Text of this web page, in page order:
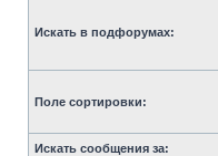
Искать в подфорумах:
Поле сортировки:
Искать сообщения за: